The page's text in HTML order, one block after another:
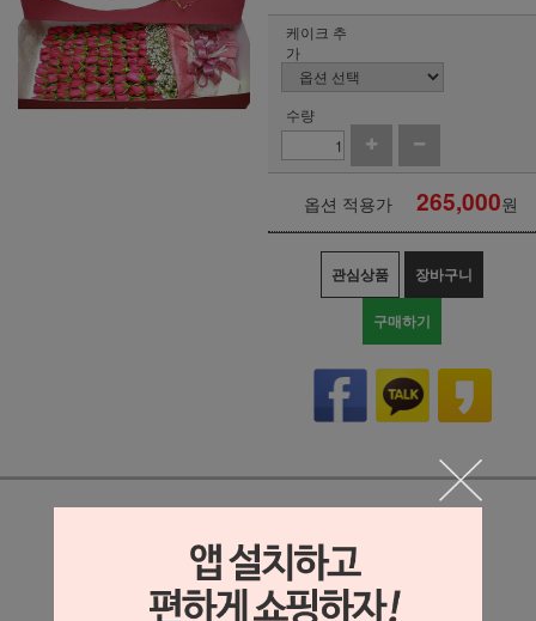
케이크 추
가
수량
옵션 적용가 265,000원
관심상품 장바구니
구매하기
상세정보 새창 열기
상세 정보를 확대해 보실 수 있습니다.